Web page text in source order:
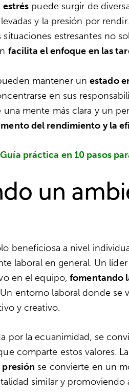
estrés puede surgir de
y la presión por
situaciones estresantes no
facilita el enfoque en las
mantener un estado
en sus
mente más clara y un
del rendimiento y la
Guía práctica en 10 pasos
un
beneficiosa a nivel
laboral en general. Un
en el equipo,fomentando
entorno laboral donde se
y creativo.
por la ecuanimidad, se
comparte estos valores.
presión se convierte en un
similar y promoviendo